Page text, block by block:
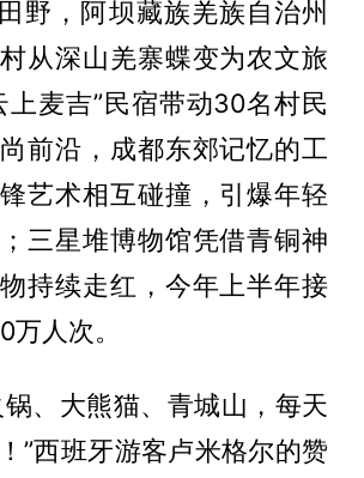
野，阿坝藏族羌族自治州
从深山羌寨蝶变为农文旅
上麦吉”民宿带动30名村民
前沿，成都东郊记忆的工
艺术相互碰撞，引爆年轻
三星堆博物馆凭借青铜神
持续走红，今年上半年接
人次。
锅、大熊猫、青城山，每天
”西班牙游客卢米格尔的赞